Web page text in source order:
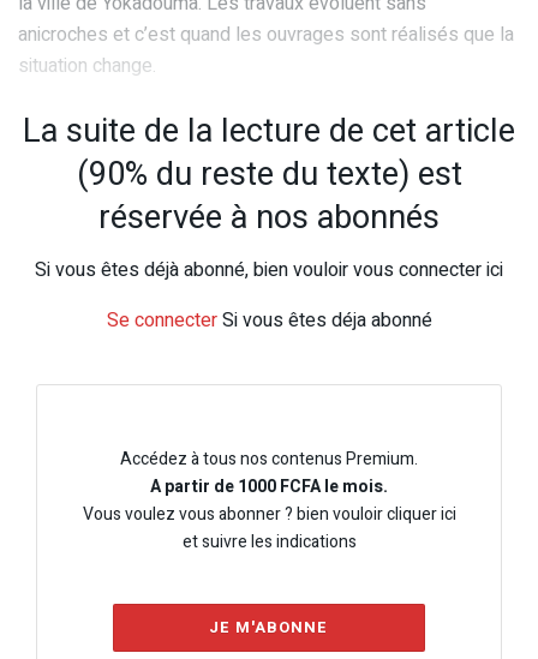
anicroches et c’est quand les ouvrages sont réalisés que la
situation change.
La suite de la lecture de cet article
(90% du reste du texte) est
réservée à nos abonnés
Si vous êtes déjà abonné, bien vouloir vous connecter ici
Se connecterSi vous êtes déja abonné
Accédez à tous nos contenus Premium.
A partir de 1000 FCFA le mois.
Vous voulez vous abonner ? bien vouloir cliquer ici
et suivre les indications
JE M'ABONNE